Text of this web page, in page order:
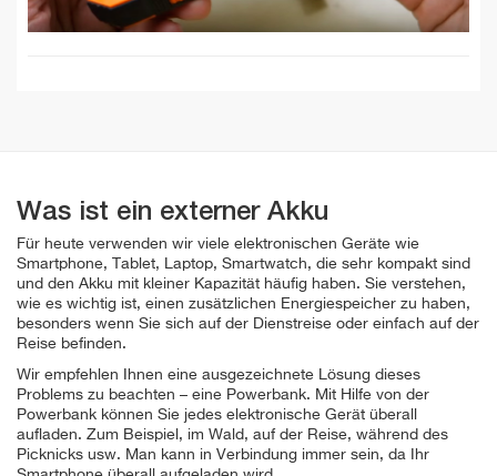
Was ist ein externer Akku
Für heute verwenden wir viele elektronischen Geräte wie
Smartphone, Tablet, Laptop, Smartwatch, die sehr kompakt sind
und den Akku mit kleiner Kapazität häufig haben. Sie verstehen,
wie es wichtig ist, einen zusätzlichen Energiespeicher zu haben,
besonders wenn Sie sich auf der Dienstreise oder einfach auf der
Reise befinden.
Wir empfehlen Ihnen eine ausgezeichnete Lösung dieses
Problems zu beachten – eine Powerbank. Mit Hilfe von der
Powerbank können Sie jedes elektronische Gerät überall
aufladen. Zum Beispiel, im Wald, auf der Reise, während des
Picknicks usw. Man kann in Verbindung immer sein, da Ihr